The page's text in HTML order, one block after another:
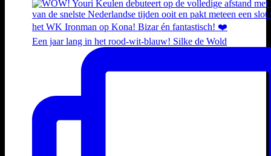
Een jaar lang in het rood-wit-blauw! Silke de Wold